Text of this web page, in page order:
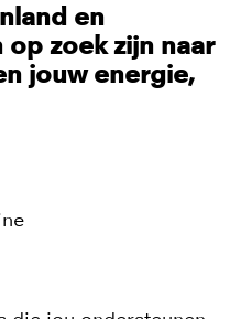
en
zoek zijn naar
jouw energie,